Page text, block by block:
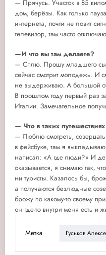
— Прячусь. Участок в 85
дом, берёзы. Как только
интернета, почти не ловит
телевизор, там часто
—И что вы там делаете?
— Сплю. Прошу младшего
сейчас смотрит молодежь. И
не выдерживаю. А большой
В прошлом году первый раз
Италии. Замечательное
— Что в таких
— Люблю смотреть,
в фейсбуке, там я
написал: «А где люди?» И
оказывается, я снимаю так,
ни туристы. Казалось бы,
а получаются безлюдные
брожу по какому-то своему
он где-то внутри меня есть и
Метка Гуськов